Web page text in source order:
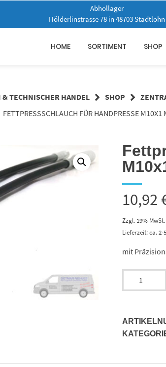
Abhollager
Hölderlinstrasse 78 in 48703 Stadtlohn
HOME SORTIMENT SHOP
TECHNISCHER HANDEL SHOP
FETTPRESSSCHLAUCH FÜR HANDPRESSE
10,92
Zzgl. 19% MwSt.
Lieferzeit: ca. 2-
mit
M10x1
mit
Mundst